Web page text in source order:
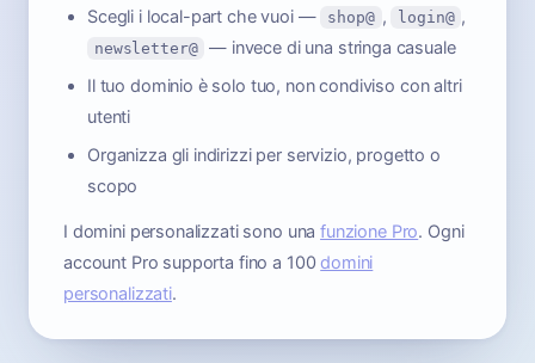
Scegli i local-part che vuoi — shop@ , login@ ,
newsletter@
— invece di una stringa casuale
Il tuo dominio è solo tuo, non condiviso con altri
utenti
Organizza gli indirizzi per servizio, progetto o
scopo
I domini personalizzati sono unafunzione Pro. Ogni
account Pro supporta fino a 100domini
personalizzati.